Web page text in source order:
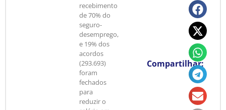
recebimento
de 70% do
seguro-
desemprego,
e 19% dos
acordos
(293.693)
foram
fechados
para
reduzir o
Compartilhar: